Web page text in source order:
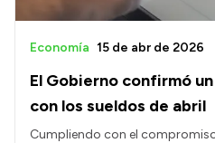
Boletín Oficial
Compras y licitaciones
Consulta de pago a
Convocatorias
El Gobierno confirmó
con los sueldos de abril
Economía 15 de abr de 2026
Cumpliendo con el